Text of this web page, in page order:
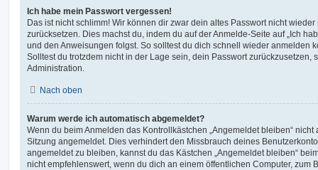
Ich habe mein Passwort vergessen!
Das ist nicht schlimm! Wir können dir zwar dein altes Passwort nicht
zurücksetzen. Dies machst du, indem du auf der Anmelde-Seite auf „Ich
und den Anweisungen folgst. So solltest du dich schnell wieder anmelden
Solltest du trotzdem nicht in der Lage sein, dein Passwort zurückzusetzen,
Administration.
Nach oben
Warum werde ich automatisch abgemeldet?
Wenn du beim Anmelden das Kontrollkästchen „Angemeldet bleiben“
Sitzung angemeldet. Dies verhindert den Missbrauch deines
angemeldet zu bleiben, kannst du das Kästchen „Angemeldet bleiben“
nicht empfehlenswert, wenn du dich an einem öffentlichen Computer, zum